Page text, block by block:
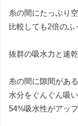
糸の間にたっぷり
比較しても2倍のふ
抜群の吸水力と速
糸の間に隙間があ
水分をぐんぐん吸
54%吸水性がアッ